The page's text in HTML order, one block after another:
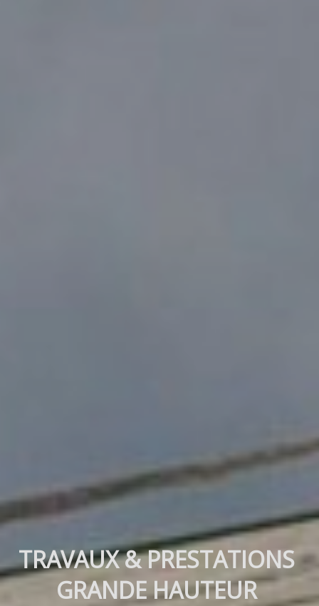
TRAVAUX & PRESTATIONS
GRANDE HAUTEUR